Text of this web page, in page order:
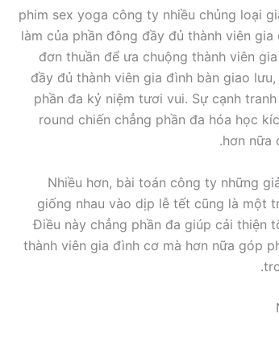
phim sex yoga công ty nhiều chủng loại
làm của phần đông đầy đủ thành viên
đơn thuần để ưa chuộng thành viên
đầy đủ thành viên gia đình bàn giao
phần đa kỷ niệm tươi vui. Sự cạnh
round chiến chẳng phần đa hóa học
hơn nữa
Nhiều hơn, bài toán công ty những
giống nhau vào dịp lễ tết cũng là một
Điều này chẳng phần đa giúp cải thiện
thành viên gia đình cơ mà hơn nữa góp